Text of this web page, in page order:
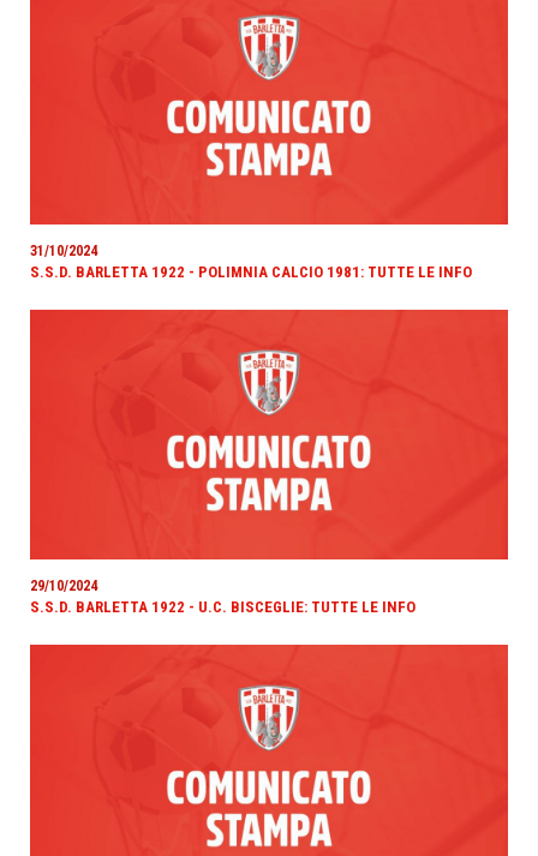
31/10/2024
S.S.D. BARLETTA 1922 - POLIMNIA CALCIO 1981: TUTTE LE INFO
29/10/2024
S.S.D. BARLETTA 1922 - U.C. BISCEGLIE: TUTTE LE INFO